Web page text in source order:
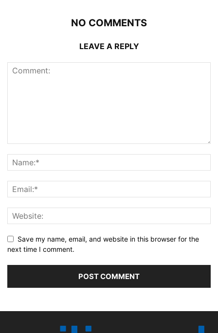
NO COMMENTS
LEAVE A REPLY
Save my name, email, and website in this browser for the
next time I comment.